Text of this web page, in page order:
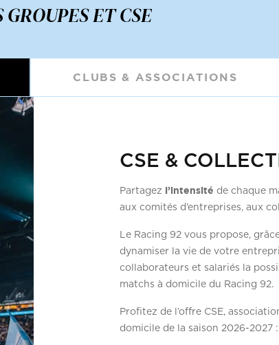
ET CSE
CLUBS & ASSOCIATIONS
CSE &
Partagez l’intensité de chaque
aux comités d’entreprises, aux
Le Racing 92 vous propose,
dynamiser la vie de votre
collaborateurs et salariés la
matchs à domicile du Racing 92.
Profitez de l’offre CSE,
domicile de la saison 2026-2027 :